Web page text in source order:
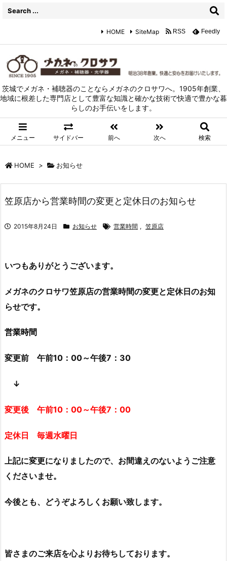
茨城でメガネ・補聴器のことならメガネのクロサワへ。1905年創業、
地域に根差した専門店として豊富な知識と確かな技術で快適で豊かな暮
らしのお手伝いをします。
メニュー サイドバー 前へ 次へ 検索
HOME SiteMap RSS Feedly
HOME > お知らせ
笠原店から営業時間の変更と定休日のお知らせ
2015年8月24日 お知らせ 営業時間 , 笠原店
いつもありがとうございます。
メガネのクロサワ笠原店の営業時間の変更と定休日のお知
らせです。
営業時間
変更前 午前10：00～午後7：30
↓
変更後 午前10：00～午後7：00
定休日 毎週水曜日
上記に変更になりましたので、お間違えのないようご注意
くださいませ。
今後とも、どうぞよろしくお願い致します。
皆さまのご来店を心よりお待ちしております。